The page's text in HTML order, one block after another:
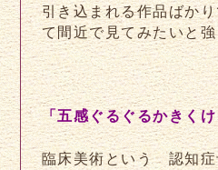
引き込まれる作品ばか
て間近で見てみたいと
「五感ぐるぐるかきく
臨床美術という 認知症